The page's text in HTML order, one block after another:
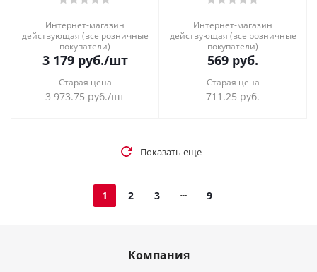
Интернет-магазин
действующая (все розничные
покупатели)
3 179руб./шт
Старая цена
3 973.75руб./шт
Интернет-магазин
действующая (все розничные
покупатели)
569 руб.
Старая цена
711.25руб.
Показать еще
1 2 3 9
Компания